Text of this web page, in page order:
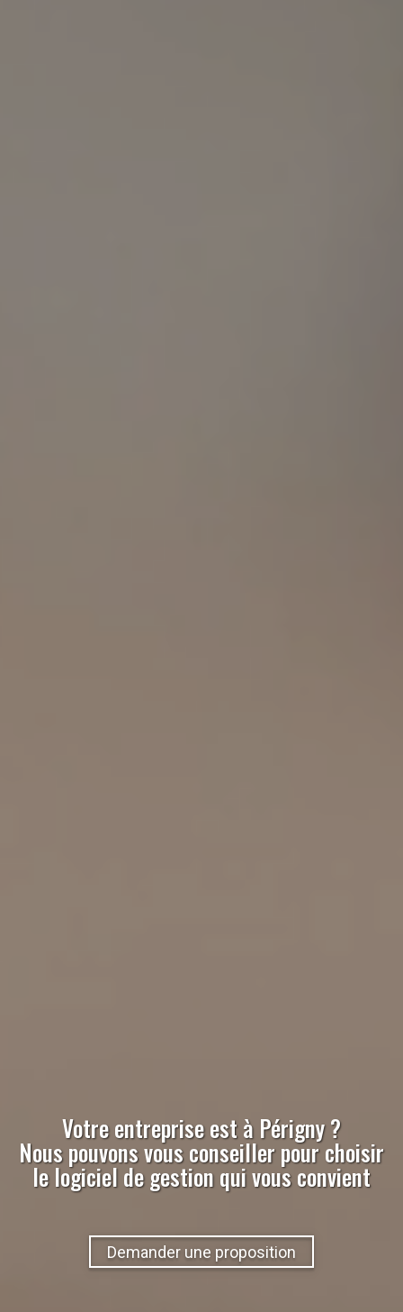
Votre entreprise est à Périgny?
Nous pouvons vous conseiller pour choisir
le logiciel de gestion qui vous convient
Demander une proposition